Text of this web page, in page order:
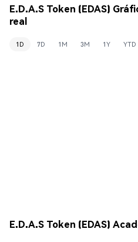
E.D.A.S Token (EDAS)
real
1D 7D 1M 3M 1Y YTD
E.D.A.S Token (EDAS)